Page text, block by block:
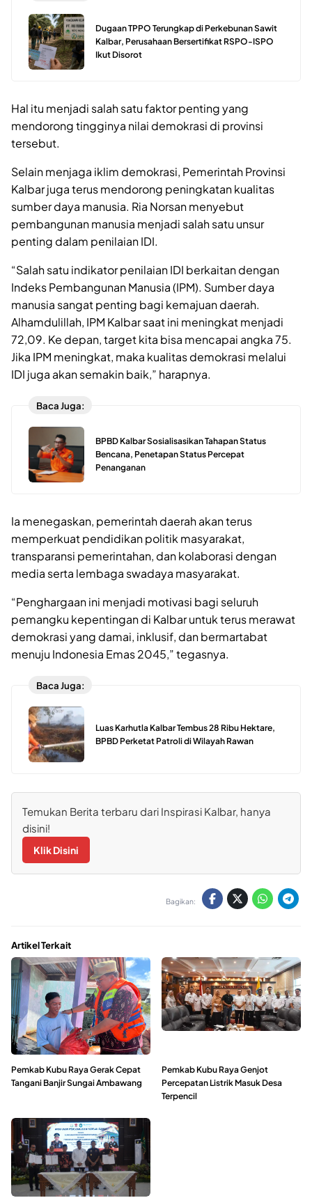
Dugaan TPPO Terungkap di Perkebunan Sawit
Kalbar, Perusahaan Bersertifikat RSPO-ISPO
Ikut Disorot
Hal itu menjadi salah satu faktor penting yang
mendorong tingginya nilai demokrasi di provinsi
tersebut.
Selain menjaga iklim demokrasi, Pemerintah Provinsi
Kalbar juga terus mendorong peningkatan kualitas
sumber daya manusia. Ria Norsan menyebut
pembangunan manusia menjadi salah satu unsur
penting dalam penilaian IDI.
“Salah satu indikator penilaian IDI berkaitan dengan
Indeks Pembangunan Manusia (IPM). Sumber daya
manusia sangat penting bagi kemajuan daerah.
Alhamdulillah, IPM Kalbar saat ini meningkat menjadi
72,09. Ke depan, target kita bisa mencapai angka 75.
Jika IPM meningkat, maka kualitas demokrasi melalui
IDI juga akan semakin baik,” harapnya.
Baca Juga:
BPBD Kalbar Sosialisasikan Tahapan Status
Bencana, Penetapan Status Percepat
Penanganan
Ia menegaskan, pemerintah daerah akan terus
memperkuat pendidikan politik masyarakat,
transparansi pemerintahan, dan kolaborasi dengan
media serta lembaga swadaya masyarakat.
“Penghargaan ini menjadi motivasi bagi seluruh
pemangku kepentingan di Kalbar untuk terus merawat
demokrasi yang damai, inklusif, dan bermartabat
menuju Indonesia Emas 2045,” tegasnya.
Baca Juga:
Luas Karhutla Kalbar Tembus 28 Ribu Hektare,
BPBD Perketat Patroli di Wilayah Rawan
Temukan Berita terbaru dari Inspirasi Kalbar, hanya
disini!
Klik Disini
Bagikan:
Artikel Terkait
Pemkab Kubu Raya Gerak Cepat
Tangani Banjir Sungai Ambawang
Pemkab Kubu Raya Genjot
Percepatan Listrik Masuk Desa
Terpencil